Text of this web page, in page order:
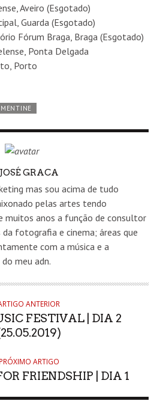
Aveiro (Esgotado)
Guarda (Esgotado)
Fórum Braga, Braga (Esgotado)
Ponta Delgada
Porto
JOSÉ GRACA
mas sou acima de tudo
pelas artes tendo
muitos anos a função de consultor
da fotografia e cinema; áreas que
com a música e a
meu adn.
ANTERIOR
FESTIVAL | DIA 2
PRÓXIMO ARTIGO
FRIENDSHIP | DIA 1